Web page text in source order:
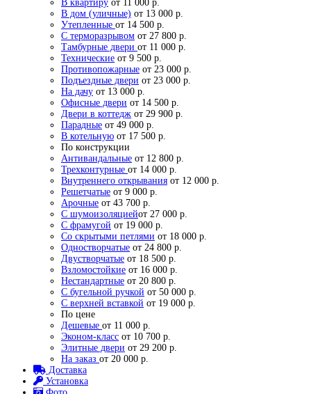
В квартиру от 11 000 р.
В дом (уличные) от 13 000 р.
Утепленные от 14 500 р.
С терморазрывом от 27 800 р.
Тамбурные двери от 11 000 р.
Технические от 9 500 р.
Противопожарные от 23 000 р.
Подъездные двери от 23 000 р.
На дачу от 13 000 р.
Офисные двери от 14 500 р.
Двери в коттедж от 29 900 р.
Парадные от 49 000 р.
В котельную от 17 500 р.
По конструкции
Антивандальные от 12 800 р.
Трехконтурные от 14 000 р.
Внутреннего открывания от 12 000 р.
Решетчатые от 9 000 р.
Арочные от 43 700 р.
С шумоизоляциейот 27 000 р.
С фрамугой от 19 000 р.
Со скрытыми петлями от 18 000 р.
Одностворчатые от 24 800 р.
Двустворчатые от 18 500 р.
Взломостойкие от 16 000 р.
Нестандартные от 20 800 р.
С бугельной ручкой от 50 000 р.
С верхней вставкой от 19 000 р.
По цене
Дешевые от 11 000 р.
Эконом-класс от 10 700 р.
Элитные двери от 29 200 р.
На заказ от 20 000 р.
Доставка
Установка